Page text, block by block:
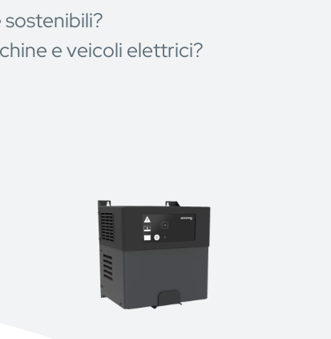
e veicoli elettrici?